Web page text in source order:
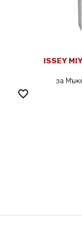
favorite_border
ISSEY
за